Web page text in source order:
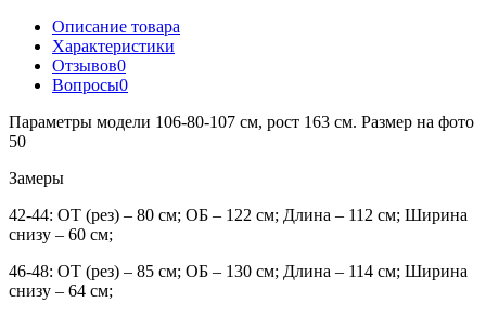
Описание товара
Характеристики
Отзывов0
Вопросы0
Параметры модели 106-80-107 см, рост 163 см. Размер на фото
50
Замеры
42-44: ОТ (рез) – 80 см; ОБ – 122 см; Длина – 112 см; Ширина
снизу – 60 см;
46-48: ОТ (рез) – 85 см; ОБ – 130 см; Длина – 114 см; Ширина
снизу – 64 см;